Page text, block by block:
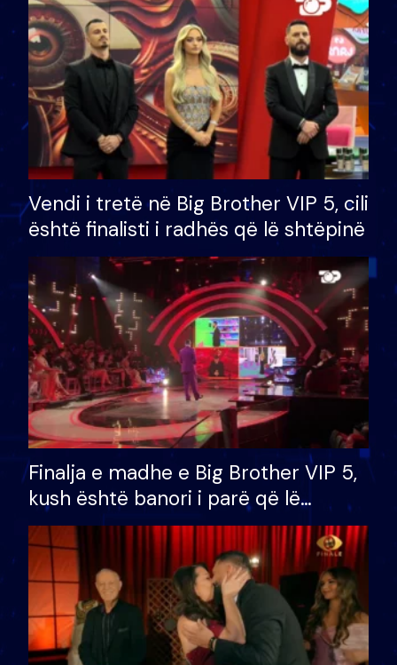
Vendi i tretë në Big Brother VIP 5, cili
është finalisti i radhës që lë shtëpinë
Finalja e madhe e Big Brother VIP 5,
kush është banori i parë që lë
shtëpinë dhe humb mundësinë për
të fituar çmimin e madh